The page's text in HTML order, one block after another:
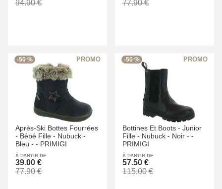
94.90 €
77.90 €
-50 %
Après-Ski Bottes Fourrées
- Bébé Fille - Nubuck -
Bleu - - PRIMIGI
À PARTIR DE
39.00 €
77.90 €
-50 %
Bottines Et Boots - Junior
Fille - Nubuck - Noir - -
PRIMIGI
À PARTIR DE
57.50 €
115.00 €